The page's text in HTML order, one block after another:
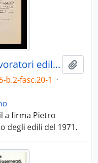
" Tesseramento 1971 lavoratori edili" - 1971
b.2-fasc.20-1 ·
a firma Pietro
degli edili del 1971.